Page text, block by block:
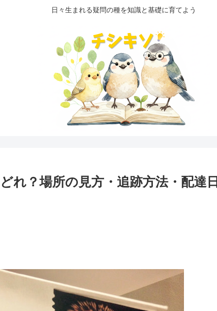
日々生まれる疑問の種を知識と基礎に育てよう
れ？場所の見方・追跡方法・配達日